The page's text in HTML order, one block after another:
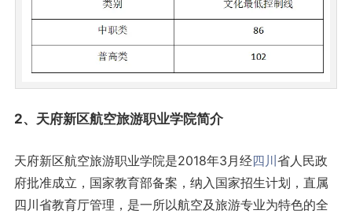
2、天府新区航空旅游职业学院简介
天府新区航空旅游职业学院是2018年3月经四川 省人民政
府批准成立，国家教育部备案，纳入国家招生计划，直属
四川省教育厅管理，是一所以航空及旅游专业为特色的全